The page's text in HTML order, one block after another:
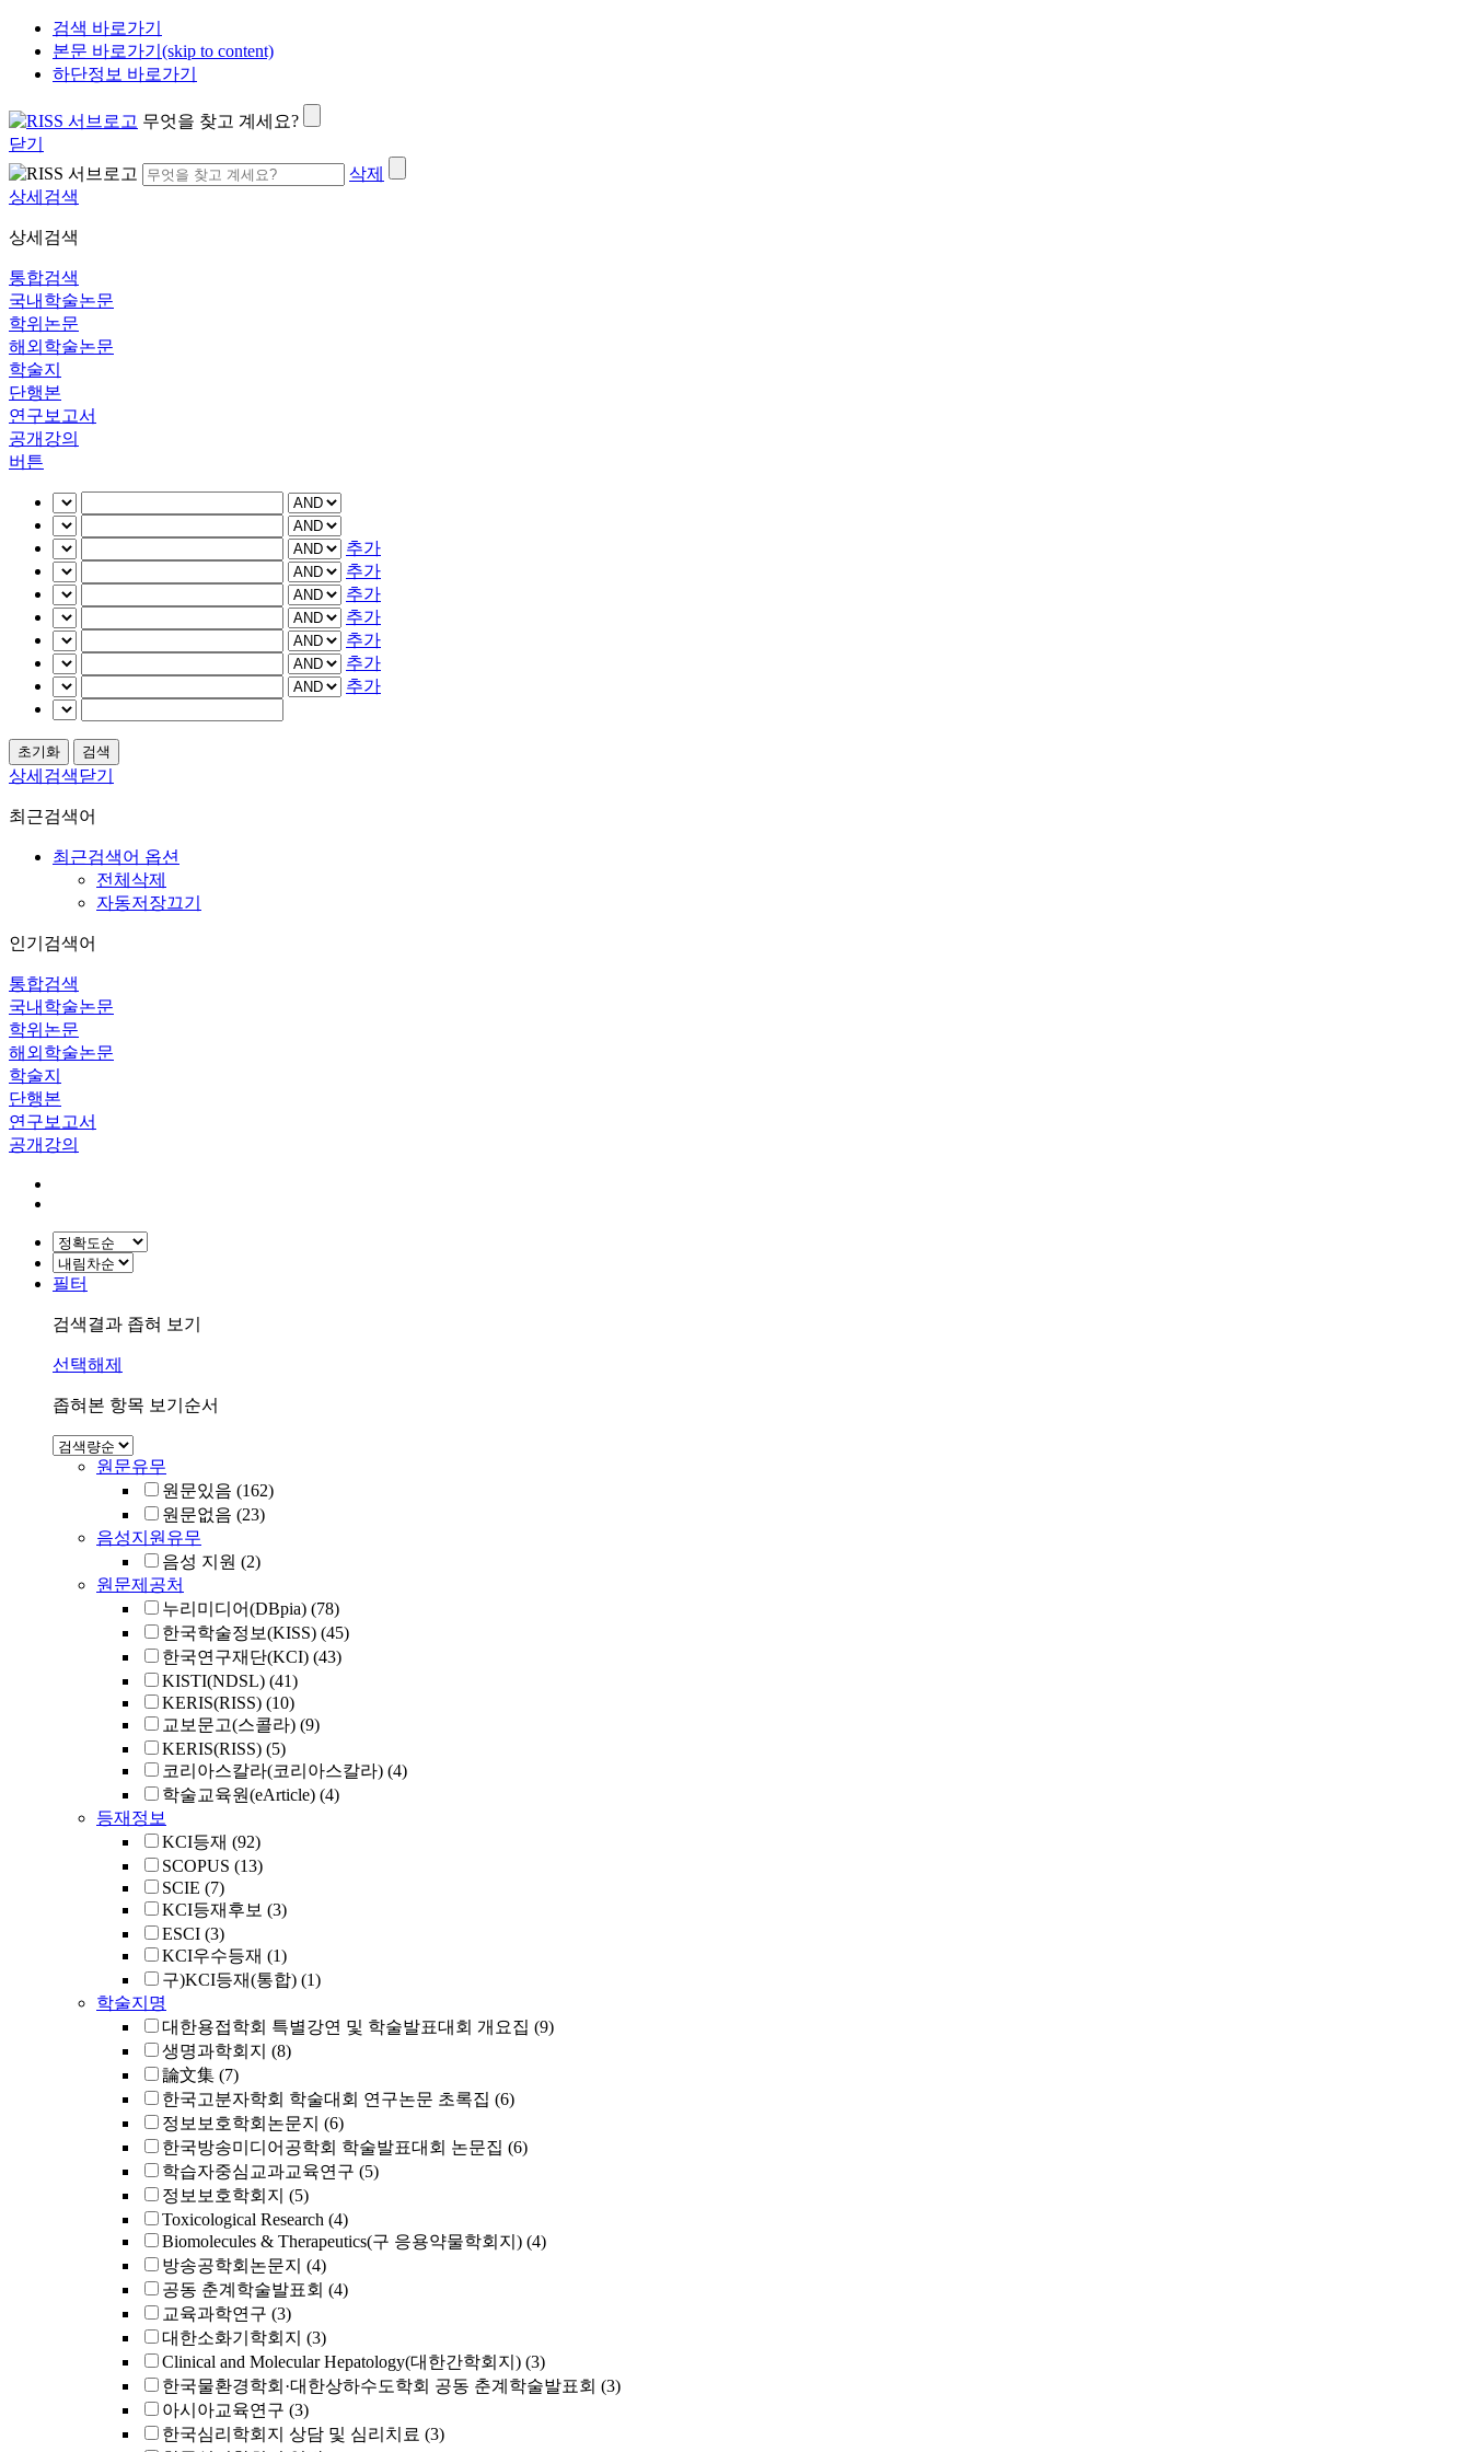
검색 바로가기
본문 바로가기(skip to content)
하단정보 바로가기
무엇을 찾고 계세요?
닫기
삭제
상세검색
상세검색
통합검색
국내학술논문
학위논문
해외학술논문
학술지
단행본
연구보고서
공개강의
버튼
추가
추가
추가
추가
추가
추가
추가
상세검색닫기
최근검색어
최근검색어 옵션
전체삭제
자동저장끄기
인기검색어
통합검색
국내학술논문
학위논문
해외학술논문
학술지
단행본
연구보고서
공개강의
필터
검색결과 좁혀 보기
선택해제
좁혀본 항목 보기순서
원문유무
원문있음 (162)
원문없음 (23)
음성지원유무
음성 지원 (2)
원문제공처
누리미디어(DBpia) (78)
한국학술정보(KISS) (45)
한국연구재단(KCI) (43)
KISTI(NDSL) (41)
KERIS(RISS) (10)
교보문고(스콜라) (9)
KERIS(RISS) (5)
코리아스칼라(코리아스칼라) (4)
학술교육원(eArticle) (4)
등재정보
KCI등재 (92)
SCOPUS (13)
SCIE (7)
KCI등재후보 (3)
ESCI (3)
KCI우수등재 (1)
구)KCI등재(통합) (1)
학술지명
대한용접학회 특별강연 및 학술발표대회 개요집 (9)
생명과학회지 (8)
論文集 (7)
한국고분자학회 학술대회 연구논문 초록집 (6)
정보보호학회논문지 (6)
한국방송미디어공학회 학술발표대회 논문집 (6)
학습자중심교과교육연구 (5)
정보보호학회지 (5)
Toxicological Research (4)
Biomolecules & Therapeutics(구 응용약물학회지) (4)
방송공학회논문지 (4)
공동 춘계학술발표회 (4)
교육과학연구 (3)
대한소화기학회지 (3)
Clinical and Molecular Hepatology(대한간학회지) (3)
한국물환경학회·대한상하수도학회 공동 춘계학술발표회 (3)
아시아교육연구 (3)
한국심리학회지 상담 및 심리치료 (3)